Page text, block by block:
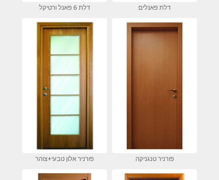
דלת פאנלים דלת 6 פאנל ורטיקל
פורניר טנגניקה פורניר אלון טבעי+צוהר